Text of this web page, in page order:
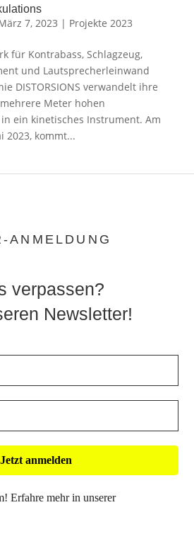
7, 2023 | Projekte 2023
für Kontrabass, Schlagzeug,
und Lautsprecherleinwand
DISTORSIONS verwandelt ihre
Meter hohen
ein kinetisches Instrument. Am
2023, kommt...
ANMELDUNG
verpassen?
Newsletter!
Erfahre mehr in unserer